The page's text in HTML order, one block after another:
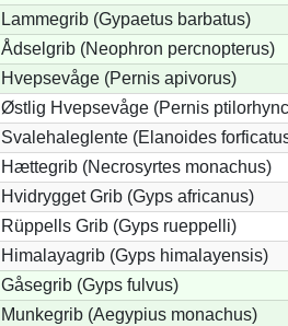
Lammegrib (Gypaetus barbatus)
Ådselgrib (Neophron percnopterus)
Hvepsevåge (Pernis apivorus)
Østlig Hvepsevåge (Pernis
Svalehaleglente (Elanoides
Hættegrib (Necrosyrtes monachus)
Hvidrygget Grib (Gyps africanus)
Rüppells Grib (Gyps rueppelli)
Himalayagrib (Gyps himalayensis)
Gåsegrib (Gyps fulvus)
Munkegrib (Aegypius monachus)